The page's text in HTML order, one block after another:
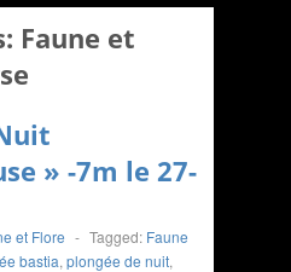
Faune et
» -7m le 27-
et Flore - Tagged: Faune
bastia, plongée de nuit,